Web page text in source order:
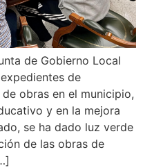
de Gobierno Local
de
obras en el municipio,
y en la mejora
se ha dado luz verde
de las obras de